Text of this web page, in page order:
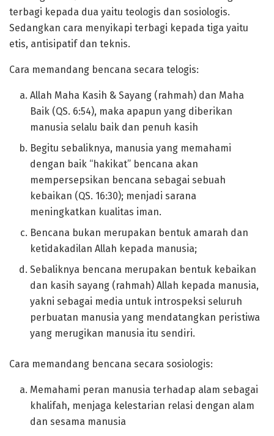
terbagi kepada dua yaitu teologis dan sosiologis.
Sedangkan cara menyikapi terbagi kepada tiga yaitu
etis, antisipatif dan teknis.
Cara memandang bencana secara telogis:
Allah Maha Kasih & Sayang (rahmah) dan Maha
Baik (QS. 6:54), maka apapun yang diberikan
manusia selalu baik dan penuh kasih
Begitu sebaliknya, manusia yang memahami
dengan baik “hakikat” bencana akan
mempersepsikan bencana sebagai sebuah
kebaikan (QS. 16:30); menjadi sarana
meningkatkan kualitas iman.
Bencana bukan merupakan bentuk amarah dan
ketidakadilan Allah kepada manusia;
Sebaliknya bencana merupakan bentuk kebaikan
dan kasih sayang (rahmah) Allah kepada manusia,
yakni sebagai media untuk introspeksi seluruh
perbuatan manusia yang mendatangkan peristiwa
yang merugikan manusia itu sendiri.
Cara memandang bencana secara sosiologis:
Memahami peran manusia terhadap alam sebagai
khalifah, menjaga kelestarian relasi dengan alam
dan sesama manusia